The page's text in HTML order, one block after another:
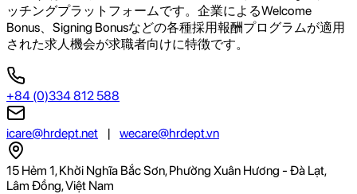
ッチングプラットフォームです。企業によるWelcome
Bonus、Signing Bonusなどの各種採用報酬プログラムが適用
された求人機会が求職者向けに特徴です。
+84 (0)334 812 588
icare@hrdept.net | wecare@hrdept.vn
15 Hẻm 1, Khởi Nghĩa Bắc Sơn, Phường Xuân Hương - Đà Lạt,
Lâm Đồng, Việt Nam